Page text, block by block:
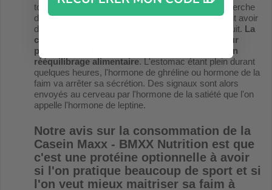
tout autant un bienfait pour les personnes à la recherche
de perte de gras qui en décharge calorique peuvent avoir
des pulsions alimentaire fortes le soir ou dans la nuit. La
caséine à cette qualité de renforcer la satiété sur
plusieurs heures et donc de mieux maitriser son
rééquilibrage alimentaire. L'estomac étant plein durant
quelques heures, l'hormone de ghréline ou hormone de la
faim va arrêter sa sécrétion. Des signaux sont alors
envoyés au cerveau par l'hormone de la satiété que l'on
appelle l'hormone de leptine.
Notre avis sur la consommation de la
Casein Maxx - BMXX Nutrition est que
c'est une protéine optionnelle à avoir
si l'on pratique beaucoup de sport et si
l'on veut mieux maitriser sa faim à